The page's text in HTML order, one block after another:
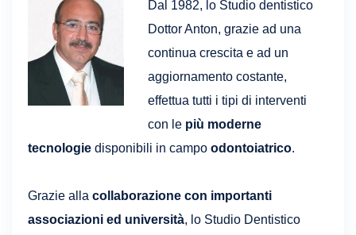
Dal 1982, lo Studio dentistico
Dottor Anton, grazie ad una
continua crescita e ad un
aggiornamento costante,
effettua tutti i tipi di interventi
con le più moderne
tecnologie disponibili in campo odontoiatrico.
Grazie alla collaborazione con importanti
associazioni ed università, lo Studio Dentistico